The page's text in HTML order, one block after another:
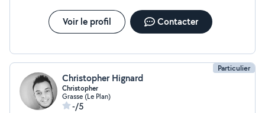
Voir le profil Contacter
Particulier
Christopher Hignard
Christopher
Grasse (Le Plan)
-/5